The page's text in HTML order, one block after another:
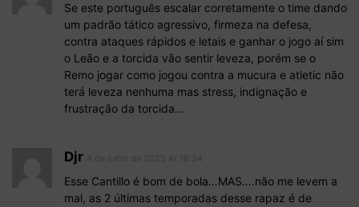
Se este português escalar corretamente o time dando
um padrão tático agressivo, firmeza na defesa,
contra ataques rápidos e letais e ganhar o jogo aí sim
o Leão e a torcida vão sentir leveza, porém se o
Remo jogar como jogou contra a mucura e atletic não
terá leveza nenhuma mas stress, indignação e
frustração da torcida…
Djr
Esse Cantillo é bom de bola…MAS….não me levem a
mal, as 2 últimas temporadas desse rapaz é de